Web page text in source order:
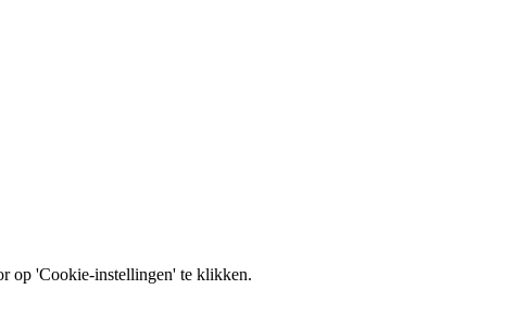
op 'Cookie-instellingen' te klikken.